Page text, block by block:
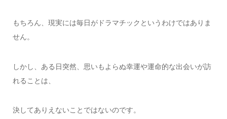
もちろん、現実には毎日がドラマチックというわけではありま
せん。
しかし、ある日突然、思いもよらぬ幸運や運命的な出会いが訪
れることは、
決してありえないことではないのです。